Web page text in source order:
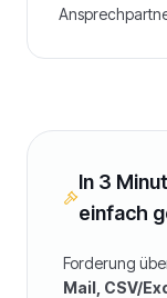
In 3
einfach
Forderung
Mail, CSV/